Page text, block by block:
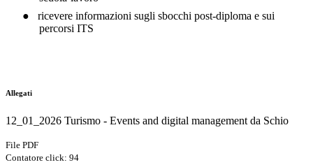
●
ricevere informazioni sugli sbocchi post-diploma e sui
percorsi ITS
Allegati
12_01_2026 Turismo - Events and digital management da Schio
File PDF
Contatore click: 94